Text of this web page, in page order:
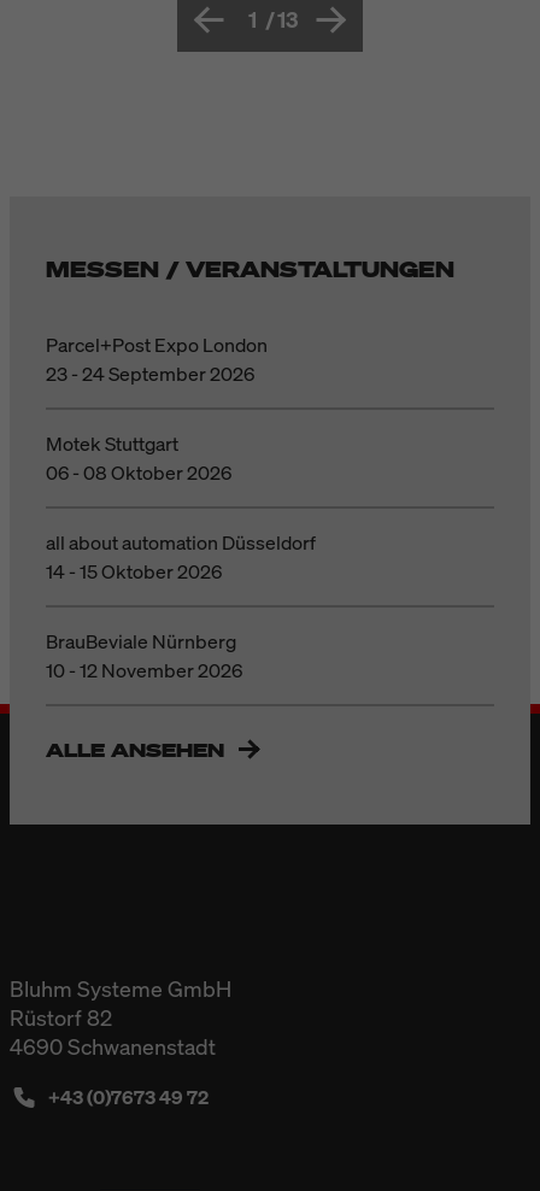
1 /13
MESSEN / VERANSTALTUNGEN
Parcel+Post Expo London
23 - 24 September 2026
Motek Stuttgart
06 - 08 Oktober 2026
all about automation Düsseldorf
14 - 15 Oktober 2026
BrauBeviale Nürnberg
10 - 12 November 2026
ALLE ANSEHEN
Bluhm Systeme GmbH
Rüstorf 82
4690 Schwanenstadt
+43 (0)7673 49 72